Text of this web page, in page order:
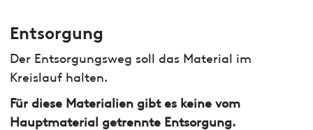
Entsorgung
Der Entsorgungsweg soll das Material im
Kreislauf halten.
Für diese Materialien gibt es keine vom
Hauptmaterial getrennte Entsorgung.